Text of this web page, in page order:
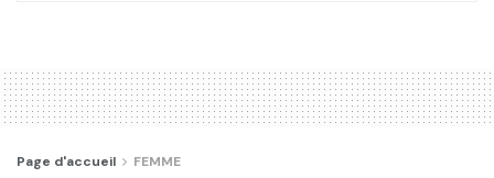
Page d'accueil FEMME